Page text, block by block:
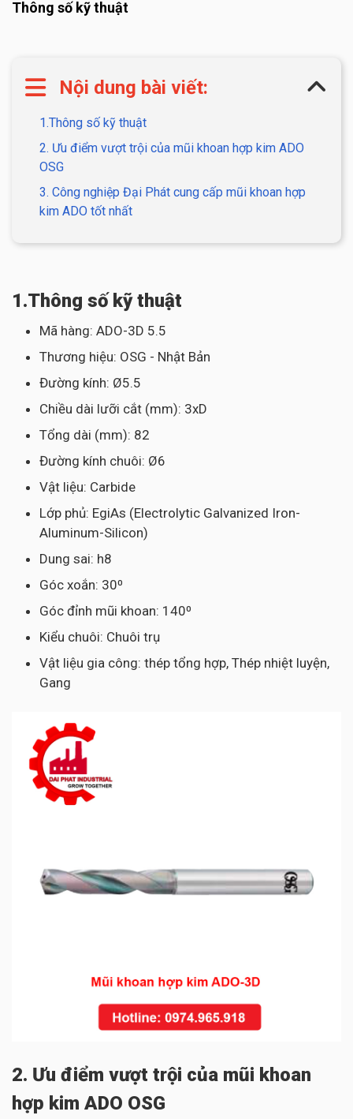
Thông số kỹ thuật
Nội dung bài viết:
1.Thông số kỹ thuật
2. Ưu điểm vượt trội của mũi khoan hợp kim ADO
OSG
3. Công nghiệp Đại Phát cung cấp mũi khoan hợp
kim ADO tốt nhất
1.Thông số kỹ thuật
Mã hàng: ADO-3D 5.5
Thương hiệu: OSG - Nhật Bản
Đường kính: Ø5.5
Chiều dài lưỡi cắt (mm): 3xD
Tổng dài (mm): 82
Đường kính chuôi: Ø6
Vật liệu: Carbide
Lớp phủ: EgiAs (Electrolytic Galvanized Iron-
Aluminum-Silicon)
Dung sai: h8
Góc xoắn: 30⁰
Góc đỉnh mũi khoan: 140⁰
Kiểu chuôi: Chuôi trụ
Vật liệu gia công: thép tổng hợp, Thép nhiệt luyện,
Gang
2. Ưu điểm vượt trội của mũi khoan
hợp kim ADO OSG